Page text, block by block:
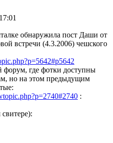
обнаружила пост Даши от
встречи (4.3.2006) чешского
форум, где фотки доступны
но на этом предыдущим
: